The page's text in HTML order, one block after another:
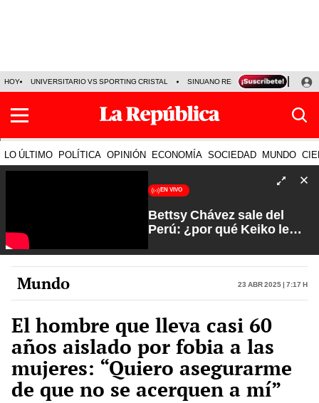
HOY UNIVERSITARIO VS SPORTING CRISTAL SINUANO RESULTADOS HOY
LO ÚLTIMO POLÍTICA OPINIÓN ECONOMÍA SOCIEDAD MUNDO
EN VIVO
Bettsy Chávez sale del
Perú: ¿por qué Keiko le
Fuerte y Claro con Manuela
Camacho
Mundo 23 Abr 2025 | 7:17 h
El hombre que lleva casi 60
años aislado por fobia a las
mujeres: “Quiero asegurarme
de que no se acerquen a mí”